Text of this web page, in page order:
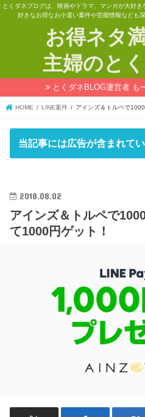
とくダネブログは、映画やドラマ、マンガが大好
好きなお得なお小遣い案件や芸能情報なども
お得ネタ
主婦のと
とくダネBLOG運営者 も
HOME LINE案件 アインズ＆トルペで
当記事には広告が含まれて
2018.08.02
アインズ＆トルペで
て1000円ゲット！